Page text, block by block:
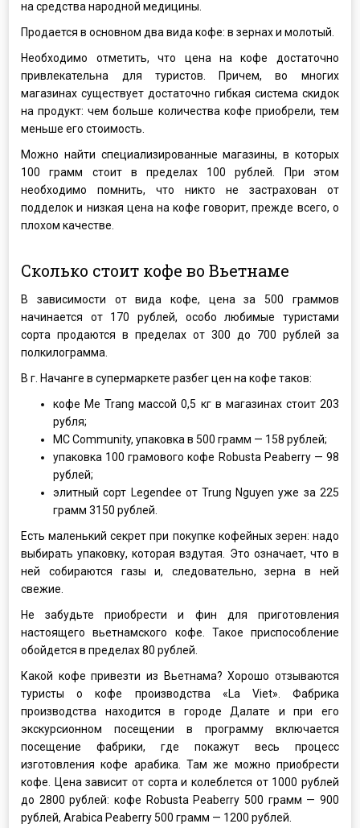
на средства народной медицины.
Продается в основном два вида кофе: в зернах и молотый.
Необходимо отметить, что цена на кофе достаточно
привлекательна для туристов. Причем, во многих
магазинах существует достаточно гибкая система скидок
на продукт: чем больше количества кофе приобрели, тем
меньше его стоимость.
Можно найти специализированные магазины, в которых
100 грамм стоит в пределах 100 рублей. При этом
необходимо помнить, что никто не застрахован от
подделок и низкая цена на кофе говорит, прежде всего, о
плохом качестве.
Сколько стоит кофе во Вьетнаме
В зависимости от вида кофе, цена за 500 граммов
начинается от 170 рублей, особо любимые туристами
сорта продаются в пределах от 300 до 700 рублей за
полкилограмма.
В г. Начанге в супермаркете разбег цен на кофе таков:
кофе Me Trang массой 0,5 кг в магазинах стоит 203
рубля;
MC Community, упаковка в 500 грамм — 158 рублей;
упаковка 100 грамового кофе Robusta Peaberry — 98
рублей;
элитный сорт Legendee от Trung Nguyen уже за 225
грамм 3150 рублей.
Есть маленький секрет при покупке кофейных зерен: надо
выбирать упаковку, которая вздутая. Это означает, что в
ней собираются газы и, следовательно, зерна в ней
свежие.
Не забудьте приобрести и фин для приготовления
настоящего вьетнамского кофе. Такое приспособление
обойдется в пределах 80 рублей.
Какой кофе привезти из Вьетнама? Хорошо отзываются
туристы о кофе производства «La Viet». Фабрика
производства находится в городе Далате и при его
экскурсионном посещении в программу включается
посещение фабрики, где покажут весь процесс
изготовления кофе арабика. Там же можно приобрести
кофе. Цена зависит от сорта и колеблется от 1000 рублей
до 2800 рублей: кофе Robusta Peaberry 500 грамм — 900
рублей, Arabica Peaberry 500 грамм — 1200 рублей.